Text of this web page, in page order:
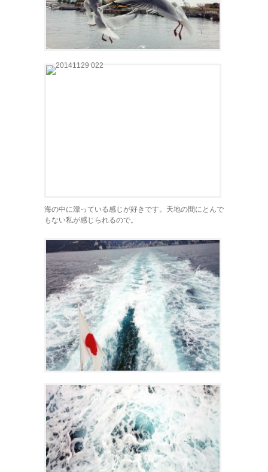
海の中に漂っている感じが好きです。天地の間にとんで
もない私が感じられるので。